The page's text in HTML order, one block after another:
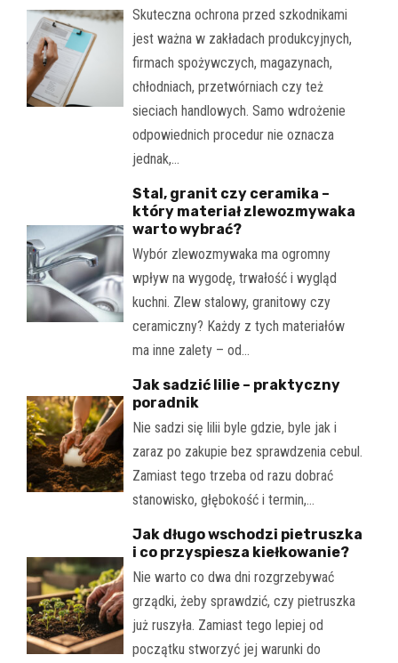
Skuteczna ochrona przed szkodnikami
jest ważna w zakładach produkcyjnych,
firmach spożywczych, magazynach,
chłodniach, przetwórniach czy też
sieciach handlowych. Samo wdrożenie
odpowiednich procedur nie oznacza
jednak,…
Stal, granit czy ceramika –
który materiał zlewozmywaka
warto wybrać?
Wybór zlewozmywaka ma ogromny
wpływ na wygodę, trwałość i wygląd
kuchni. Zlew stalowy, granitowy czy
ceramiczny? Każdy z tych materiałów
ma inne zalety – od…
Jak sadzić lilie – praktyczny
poradnik
Nie sadzi się lilii byle gdzie, byle jak i
zaraz po zakupie bez sprawdzenia cebul.
Zamiast tego trzeba od razu dobrać
stanowisko, głębokość i termin,…
Jak długo wschodzi pietruszka
i co przyspiesza kiełkowanie?
Nie warto co dwa dni rozgrzebywać
grządki, żeby sprawdzić, czy pietruszka
już ruszyła. Zamiast tego lepiej od
początku stworzyć jej warunki do